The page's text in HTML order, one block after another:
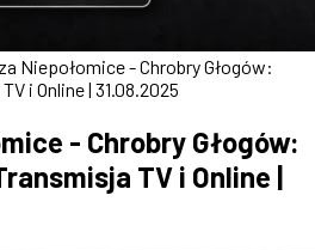
Niepołomice - Chrobry Głogów:
i Online | 31.08.2025
- Chrobry Głogów:
TV i Online |